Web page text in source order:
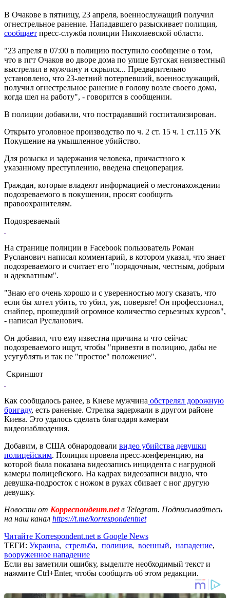
В Очакове в пятницу, 23 апреля, военнослужащий получил
огнестрельное ранение. Нападавшего разыскивает полиция,
сообщает пресс-служба полиции Николаевской области.
"23 апреля в 07:00 в полицию поступило сообщение о том,
что в пгт Очаков во дворе дома по улице Бугская неизвестный
выстрелил в мужчину и скрылся... Предварительно
установлено, что 23-летний потерпевший, военнослужащий,
получил огнестрельное ранение в голову возле своего дома,
когда шел на работу", - говорится в сообщении.
В полиции добавили, что пострадавший госпитализирован.
Открыто уголовное производство по ч. 2 ст. 15 ч. 1 ст.115 УК
Покушение на умышленное убийство.
Для розыска и задержания человека, причастного к
указанному преступлению, введена спецоперация.
Граждан, которые владеют информацией о местонахождении
подозреваемого в покушении, просят сообщить
правоохранителям.
Подозреваемый
На странице полиции в Facebook пользователь Роман
Русланович написал комментарий, в котором указал, что знает
подозреваемого и считает его "порядочным, честным, добрым
и адекватным".
"Знаю его очень хорошо и с уверенностью могу сказать, что
если бы хотел убить, то убил, уж, поверьте! Он профессионал,
снайпер, прошедший огромное количество серьезных курсов",
- написал Русланович.
Он добавил, что ему известна причина и что сейчас
подозреваемого ищут, чтобы "привезти в полицию, дабы не
усугублять и так не "простое" положение".
Скриншот
Как сообщалось ранее, в Киеве мужчина обстрелял дорожную
бригаду, есть раненые. Стрелка задержали в другом районе
Киева. Это удалось сделать благодаря камерам
видеонаблюдения.
Добавим, в США обнародовали видео убийства девушки
полицейским. Полиция провела пресс-конференцию, на
которой была показана видеозапись инцидента с нагрудной
камеры полицейского. На кадрах видеозаписи видно, что
девушка-подросток с ножом в руках сбивает с ног другую
девушку.
Новости от Корреспондент.netв Telegram. Подписывайтесь
на наш канал https://t.me/korrespondentnet
Читайте Korrespondent.net в Google News
ТЕГИ: Украина, стрельба, полиция, военный, нападение,
вооруженное нападение
Если вы заметили ошибку, выделите необходимый текст и
нажмите Ctrl+Enter, чтобы сообщить об этом редакции.